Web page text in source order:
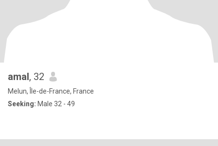
amal, 32
Melun, Île-de-France, France
Seeking: Male 32 - 49